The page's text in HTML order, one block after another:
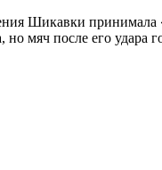
Шикавки принимала
мяч после его удара